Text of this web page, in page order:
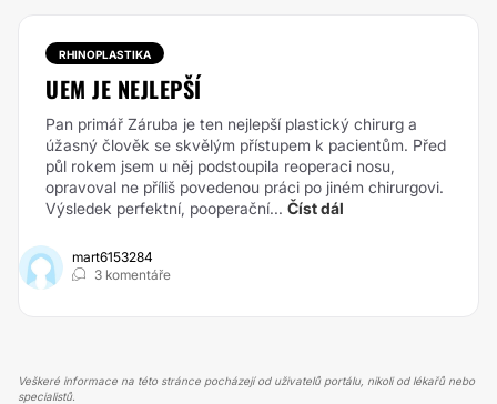
RHINOPLASTIKA
UEM JE NEJLEPŠÍ
Pan primář Záruba je ten nejlepší plastický chirurg a
úžasný člověk se skvělým přístupem k pacientům. Před
půl rokem jsem u něj podstoupila reoperaci nosu,
opravoval ne příliš povedenou práci po jiném chirurgovi.
Výsledek perfektní, pooperační... Číst dál
mart6153284
3 komentáře
Veškeré informace na této stránce pocházejí od uživatelů portálu, nikoli od lékařů nebo
specialistů.